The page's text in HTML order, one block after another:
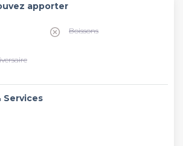
apporter
Boissons
Services